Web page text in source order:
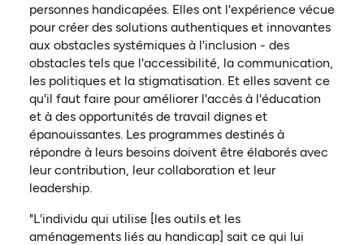
personnes handicapées. Elles ont l'expérience vécue
pour créer des solutions authentiques et innovantes
aux obstacles systémiques à l'inclusion - des
obstacles tels que l'accessibilité, la communication,
les politiques et la stigmatisation. Et elles savent ce
qu'il faut faire pour améliorer l'accès à l'éducation
et à des opportunités de travail dignes et
épanouissantes. Les programmes destinés à
répondre à leurs besoins doivent être élaborés avec
leur contribution, leur collaboration et leur
leadership.
"L'individu qui utilise [les outils et les
aménagements liés au handicap] sait ce qui lui